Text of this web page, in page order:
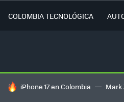
COLOMBIA TECNOLÓGICA
HOY SE HABLA DE
iPhone 17 en Colombia Mark